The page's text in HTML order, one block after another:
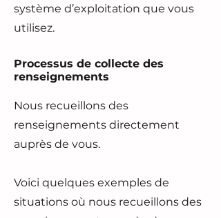
système d’exploitation que vous
utilisez.
Processus de collecte des
renseignements
Nous recueillons des
renseignements directement
auprès de vous.
Voici quelques exemples de
situations où nous recueillons des